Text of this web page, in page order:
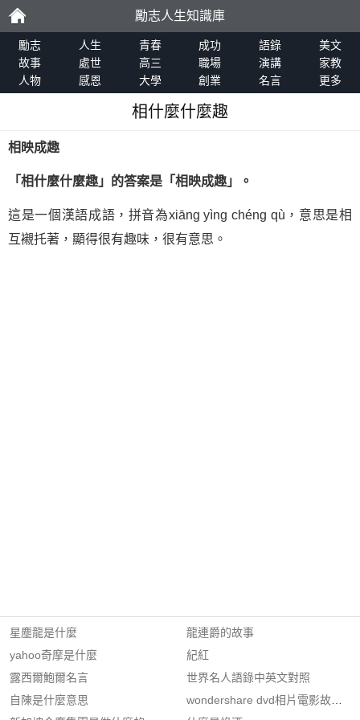
勵
志
勵志人生知識庫
勵志 人生 青春 成功 語錄
美文
故事
處世 高三 職場 演講
家教
人物
感恩 大學 創業 名言 更多
相什麼什麼趣
相映成趣
「相什麼什麼趣」的答案是「相映成趣」。
這是一個漢語成語，拼音為xiāng yìng chéng qù，意思是相
互襯托著，顯得很有趣味，很有意思。
星塵龍是什麼
yahoo奇摩是什麼
露西爾鮑爾名言
自陳是什麼意思
龍連爵的故事
紀紅
世界名人語錄中英文對照
wondershare dvd相片電影故事專